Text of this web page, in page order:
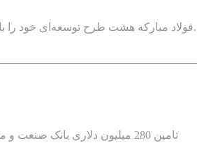
فولاد مبارکه هشت طرح توسعه‌ای خود را با سرمایه مورد نیاز ۹۰۹ میلیون یورو و ۱۰ هزار میلیارد تومان تا ۱۴۰۳ به بهره‌برداری می‌رساند.
تامین 280 میلیون دلاری بانک صنعت و معدن برای تولید آهن اسفنجی به طرح توسعه مجتمع صنعتی ذوب آهن پاسارگاد شهرستان کوار